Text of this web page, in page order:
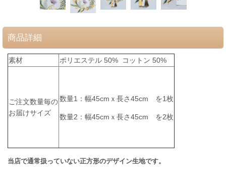
商品詳細
素材 ポリエステル 50% コットン 50%
ご注文数量毎の
お届けサイズ
数量1：幅45cmｘ長さ45cm を1枚
数量2： 幅45cmｘ長さ45cm を2枚
当店で通常扱っていない正方形のデザイン生地です。